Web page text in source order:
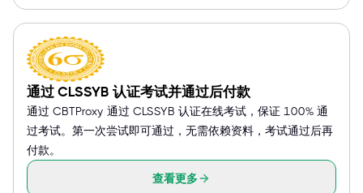
通过 CLSSYB 认证考试并通过后付款
通过 CBTProxy 通过 CLSSYB 认证在线考试，保证 100% 通
过考试。第一次尝试即可通过，无需依赖资料，考试通过后再
付款。
查看更多